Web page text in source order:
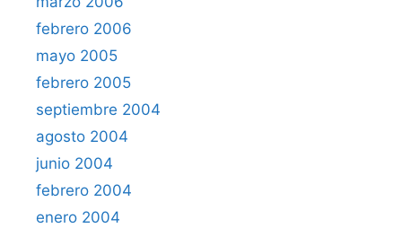
febrero 2006
mayo 2005
febrero 2005
septiembre 2004
agosto 2004
junio 2004
febrero 2004
enero 2004